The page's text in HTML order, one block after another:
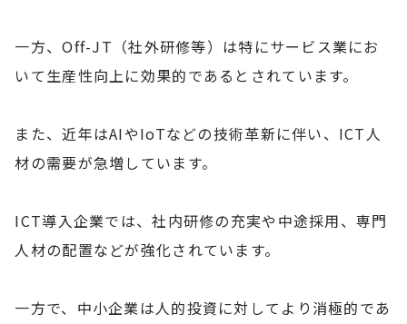
一方、Off-JT（社外研修等）は特にサービス業にお
いて生産性向上に効果的であるとされています。
また、近年はAIやIoTなどの技術革新に伴い、ICT人
材の需要が急増しています。
ICT導入企業では、社内研修の充実や中途採用、専門
人材の配置などが強化されています。
一方で、中小企業は人的投資に対してより消極的であ